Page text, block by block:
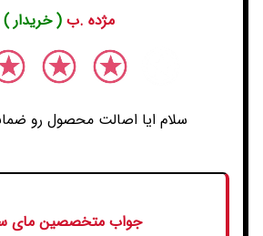
مژده .ب ( خریدار )
سلام ایا اصالت محصول رو
جواب متخصصین مای